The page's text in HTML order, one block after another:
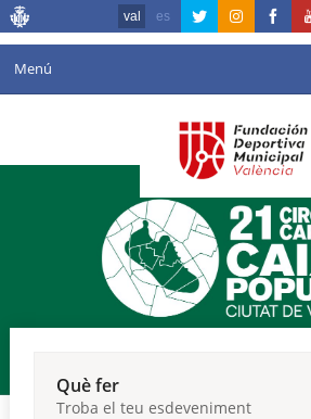
val es
Menú
Agenda
València en esport
Reserves
Què fer
Troba el teu esdeveniment